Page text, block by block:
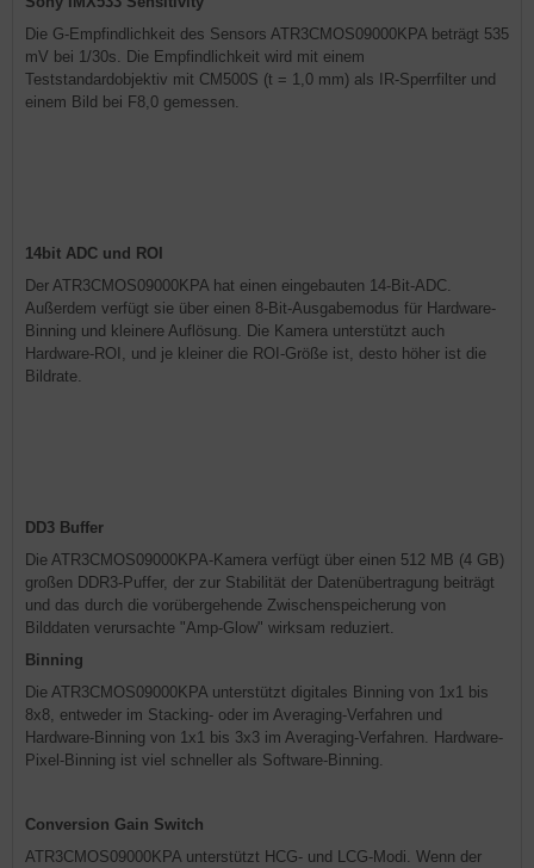
Die G-Empfindlichkeit des Sensors ATR3CMOS09000KPA beträgt 535
mV bei 1/30s. Die Empfindlichkeit wird mit einem
Teststandardobjektiv mit CM500S (t = 1,0 mm) als IR-Sperrfilter und
einem Bild bei F8,0 gemessen.
14bit ADC und ROI
Der ATR3CMOS09000KPA hat einen eingebauten 14-Bit-ADC.
Außerdem verfügt sie über einen 8-Bit-Ausgabemodus für Hardware-
Binning und kleinere Auflösung. Die Kamera unterstützt auch
Hardware-ROI, und je kleiner die ROI-Größe ist, desto höher ist die
Bildrate.
DD3 Buffer
Die ATR3CMOS09000KPA-Kamera verfügt über einen 512 MB (4 GB)
großen DDR3-Puffer, der zur Stabilität der Datenübertragung beiträgt
und das durch die vorübergehende Zwischenspeicherung von
Bilddaten verursachte "Amp-Glow" wirksam reduziert.
Binning
Die ATR3CMOS09000KPA unterstützt digitales Binning von 1x1 bis
8x8, entweder im Stacking- oder im Averaging-Verfahren und
Hardware-Binning von 1x1 bis 3x3 im Averaging-Verfahren. Hardware-
Pixel-Binning ist viel schneller als Software-Binning.
Conversion Gain Switch
ATR3CMOS09000KPA unterstützt HCG- und LCG-Modi. Wenn der